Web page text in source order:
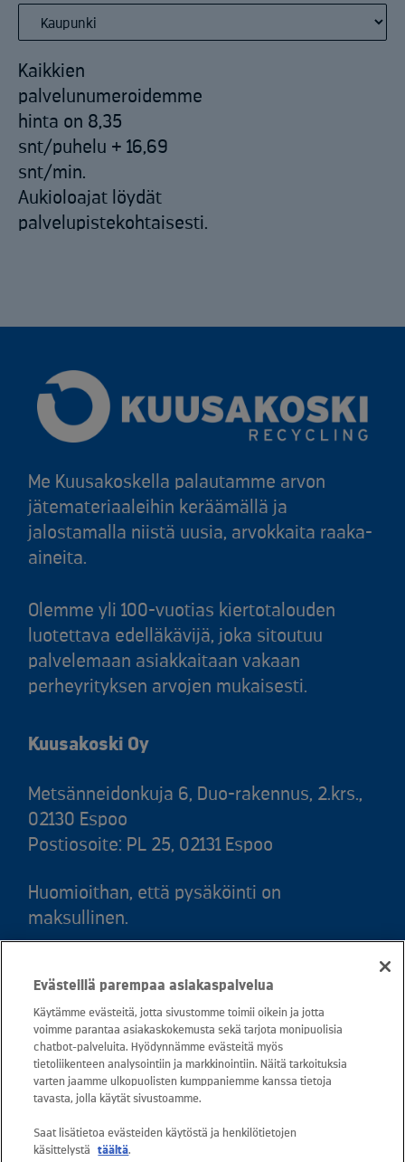
Kaikkien
palvelunumeroidemme
hinta on 8,35
snt/puhelu + 16,69
snt/min.
Aukioloajat löydät
palvelupistekohtaisesti.
Me Kuusakoskella palautamme arvon
jätemateriaaleihin keräämällä ja
jalostamalla niistä uusia, arvokkaita raaka-
aineita.
Olemme yli 100-vuotias kiertotalouden
luotettava edelläkävijä, joka sitoutuu
palvelemaan asiakkaitaan vakaan
perheyrityksen arvojen mukaisesti.
Kuusakoski Oy
Metsänneidonkuja 6, Duo-rakennus, 2.krs.,
02130 Espoo
Postiosoite: PL 25, 02131 Espoo
Huomioithan, että pysäköinti on
maksullinen.
snt/puhelu + 16,69 snt/min)
Asiakaspalvelu: 0800 30880
avoinna arkisin ma - pe klo 8-16
sähköposti:
Evästeillä parempaa asiakaspalvelua
Käytämme evästeitä, jotta sivustomme toimii oikein ja jotta
voimme parantaa asiakaskokemusta sekä tarjota monipuolisia
chatbot-palveluita. Hyödynnämme evästeitä myös
tietoliikenteen analysointiin ja markkinointiin. Näitä tarkoituksia
varten jaamme ulkopuolisten kumppaniemme kanssa tietoja
tavasta, jolla käytät sivustoamme.
Saat lisätietoa evästeiden käytöstä ja henkilötietojen
käsittelystä
täältä.